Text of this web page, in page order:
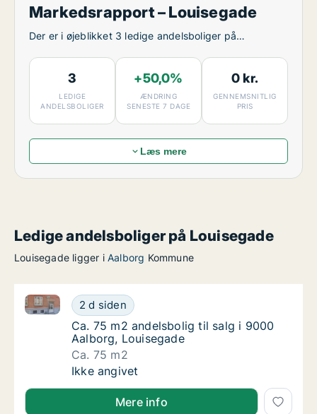
Markedsrapport – Louisegade
Der er i øjeblikket 3 ledige andelsboliger på
3
LEDIGE
ANDELSBOLIGER
+50,0%
ÆNDRING
SENESTE 7 DAGE
0 kr.
GENNEMSNITLIG
PRIS
Læs mere
Ledige andelsboliger på Louisegade
Louisegade ligger i Aalborg Kommune
Ca. 75 m2 andelsbolig til salg i 9000
2 d siden
Ca. 75 m2 andelsbolig til salg i 9000 Aalborg,
Ca. 75 m2 andelsbolig til salg i 9000
Ca. 75 m2 andelsbolig til salg i 9000
Aalborg, Louisegade
Ca. 75 m2
Ca. 75 m2 andelsbolig til salg i 9000
Ikke angivet
Mere info